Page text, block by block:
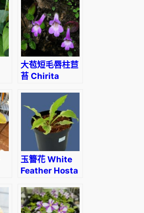
大苞短毛唇柱苣
苔 Chirita
玉簪花 White
Feather Hosta